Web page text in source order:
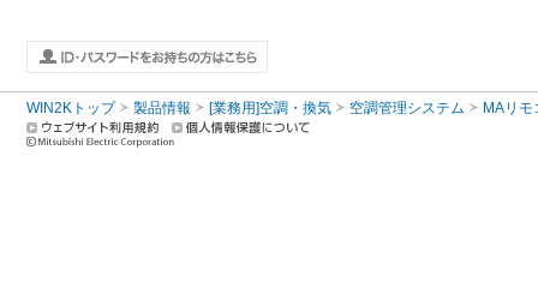
WIN2Kトップ 製品情報 [業務用]空調・換気 空調管理システム MAリモ